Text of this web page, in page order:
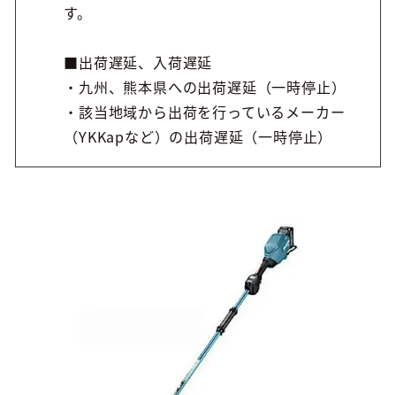
す。
■出荷遅延、入荷遅延
・九州、熊本県への出荷遅延（一時停止）
・該当地域から出荷を行っているメーカー
（YKKapなど）の出荷遅延（一時停止）